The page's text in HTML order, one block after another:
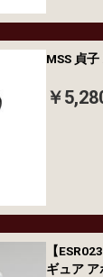
MSS 貞
￥
【
ギュア